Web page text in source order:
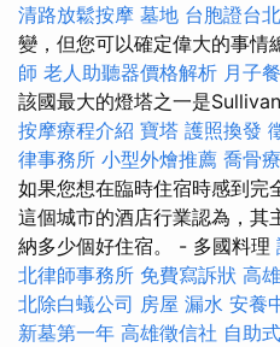
清路放鬆按摩 墓地 台胞證台北
變，但您可以確定偉大的事情
師 老人助聽器價格解析 月子餐
該國最大的燈塔之一是Sullivan
按摩療程介紹 寶塔 護照換發
律事務所 小型外燴推薦 喬骨
如果您想在臨時住宿時感到完
這個城市的酒店行業認為，其
納多少個好住宿。 - 多國料理
北律師事務所 免費寫訴狀 高
北除白蟻公司 房屋 漏水 安養
新墓第一年 高雄徵信社 自助